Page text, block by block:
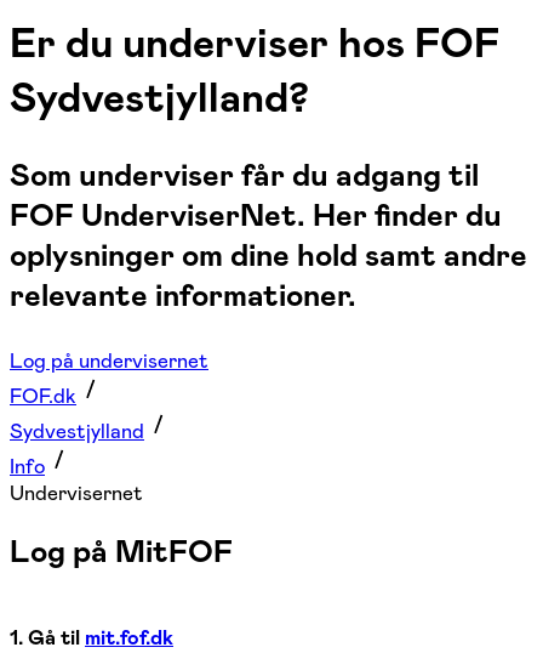
Er du underviser hos FOF
Sydvestjylland?
Som underviser får du adgang til
FOF UnderviserNet. Her finder du
oplysninger om dine hold samt andre
relevante informationer.
Log på undervisernet
FOF.dk
Sydvestjylland
Info
Undervisernet
Log på MitFOF
1. Gå til mit.fof.dk